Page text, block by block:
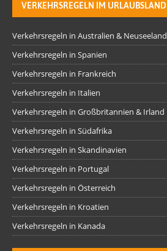
VERKEHRSREGELN IM URLAUBSLAND
Verkehrsregeln in Australien & Neuseeland
Verkehrsregeln in Spanien
Verkehrsregeln in Frankreich
Verkehrsregeln in Italien
Verkehrsregeln in Großbritannien & Irland
Verkehrsregeln in Südafrika
Verkehrsregeln in Skandinavien
Verkehrsregeln in Portugal
Verkehrsregeln in Österreich
Verkehrsregeln in Kroatien
Verkehrsregeln in Kanada